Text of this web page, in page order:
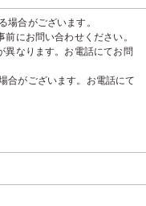
場合がございます。
にお問い合わせください。
異なります。お電話にてお問
合がございます。お電話にて